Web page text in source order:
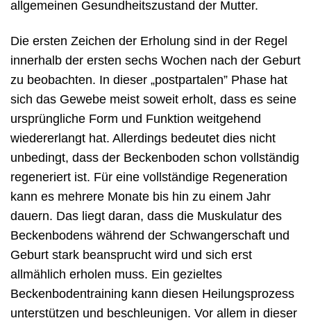
allgemeinen Gesundheitszustand der Mutter.
Die ersten Zeichen der Erholung sind in der Regel
innerhalb der ersten sechs Wochen nach der Geburt
zu beobachten. In dieser „postpartalen” Phase hat
sich das Gewebe meist soweit erholt, dass es seine
ursprüngliche Form und Funktion weitgehend
wiedererlangt hat. Allerdings bedeutet dies nicht
unbedingt, dass der Beckenboden schon vollständig
regeneriert ist. Für eine vollständige Regeneration
kann es mehrere Monate bis hin zu einem Jahr
dauern. Das liegt daran, dass die Muskulatur des
Beckenbodens während der Schwangerschaft und
Geburt stark beansprucht wird und sich erst
allmählich erholen muss. Ein gezieltes
Beckenbodentraining kann diesen Heilungsprozess
unterstützen und beschleunigen. Vor allem in dieser